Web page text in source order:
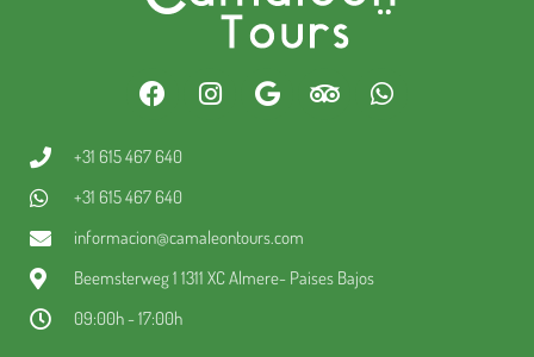
+31 615 467 640
+31 615 467 640
informacion@camaleontours.com
Beemsterweg 1 1311 XC Almere- Paises Bajos
09:00h - 17:00h